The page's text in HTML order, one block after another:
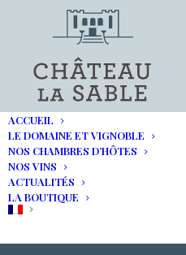
ACCUEIL
LE DOMAINE ET VIGNOBLE
NOS CHAMBRES D’HÔTES
NOS VINS
ACTUALITÉS
LA BOUTIQUE
Concours